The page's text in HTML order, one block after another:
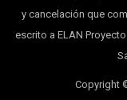
y cancelación que
escrito a ELAN
Copyright